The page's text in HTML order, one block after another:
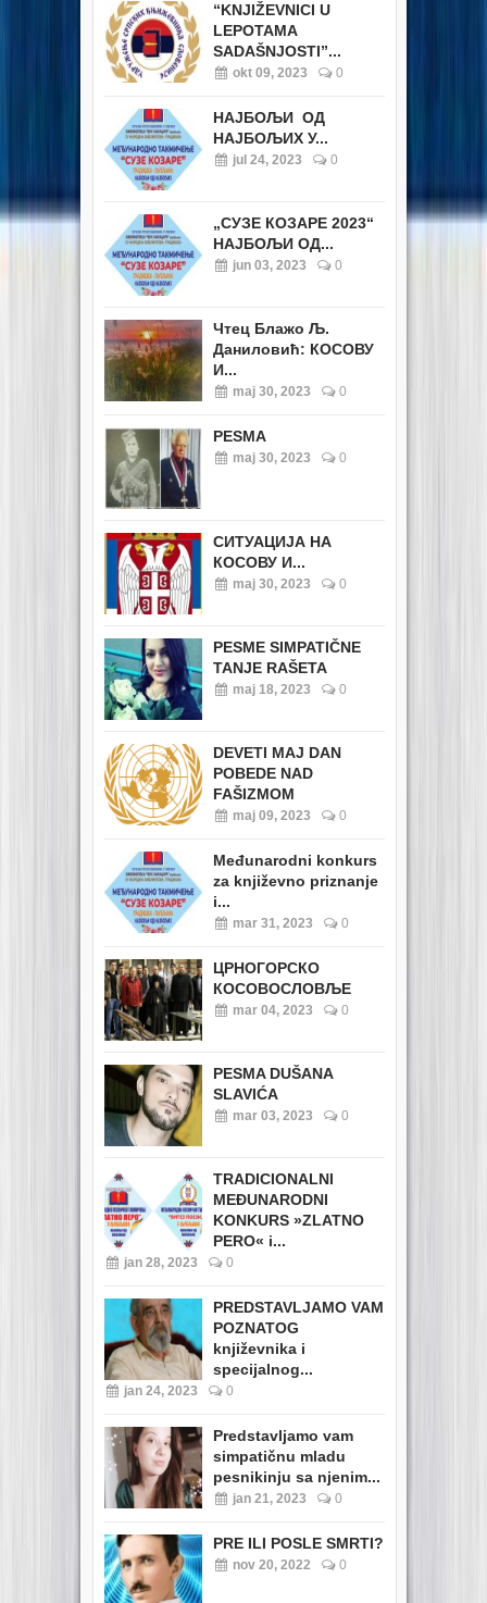
“KNJIŽEVNICI U
LEPOTAMA
SADAŠNJOSTI”...
okt 09, 2023 0
НАЈБОЉИ ОД
НАЈБОЉИХ У...
jul 24, 2023 0
„СУЗЕ КОЗАРЕ 2023“
НАЈБОЉИ ОД...
jun 03, 2023 0
Чтец Блажо Љ.
Даниловић: КОСОВУ
И...
maj 30, 2023 0
PESMA
maj 30, 2023 0
СИТУАЦИЈА НА
КОСОВУ И...
maj 30, 2023 0
PESME SIMPATIČNE
TANJE RAŠETA
maj 18, 2023 0
DEVETI MAJ DAN
POBEDE NAD
FAŠIZMOM
maj 09, 2023 0
Međunarodni konkurs
za književno priznanje
i...
mar 31, 2023 0
ЦРНОГОРСКО
КОСОВОСЛОВЉЕ
mar 04, 2023 0
PESMA DUŠANA
SLAVIĆA
mar 03, 2023 0
TRADICIONALNI
MEĐUNARODNI
KONKURS »ZLATNO
PERO« i...
jan 28, 2023 0
PREDSTAVLJAMO VAM
POZNATOG
književnika i
specijalnog...
jan 24, 2023 0
Predstavljamo vam
simpatičnu mladu
pesnikinju sa njenim...
jan 21, 2023 0
PRE ILI POSLE SMRTI?
nov 20, 2022 0